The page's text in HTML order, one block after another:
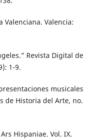
Valenciana. Valencia:
Revista Digital de
1-9.
musicales
de Historia del Arte, no.
Hispaniae. Vol. IX.